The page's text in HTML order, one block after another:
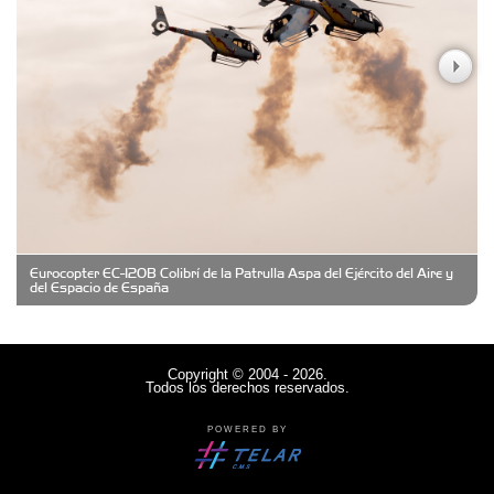
Casa Berta
Clima Castelar
CONSERVAS YAMASIRO
Cubanico´s - Cubanitos Rellenos!
Denisi Market
Eurocopter EC-120B Colibrí de la Patrulla Aspa del Ejército del Aire y
del Espacio de España
Copyright © 2004 - 2026.
Todos los derechos reservados.
POWERED BY